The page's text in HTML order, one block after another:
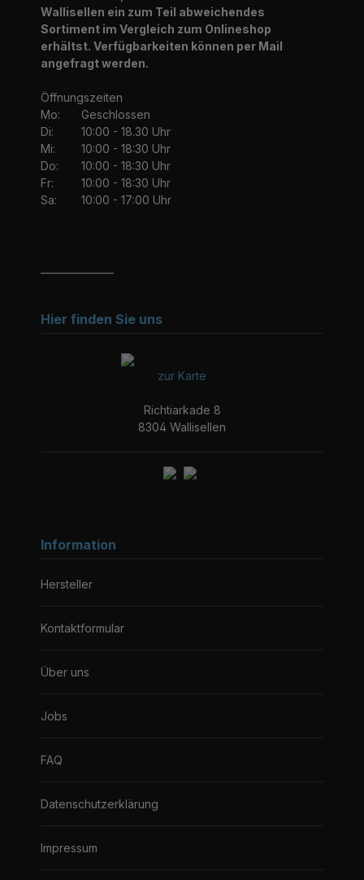
Wallisellen ein zum Teil abweichendes
Sortiment im Vergleich zum Onlineshop
erhältst. Verfügbarkeiten können per Mail
angefragt werden.
Öffnungszeiten
Mo:
Geschlossen
Di:
10:00 - 18.30 Uhr
Mi:
10:00 - 18:30 Uhr
Do:
10:00 - 18:30 Uhr
Fr:
10:00 - 18:30 Uhr
Sa:
10:00 - 17:00 Uhr
Hier finden Sie uns
zur Karte
Richtiarkade 8
8304 Wallisellen
Information
Hersteller
Kontaktformular
Über uns
Jobs
FAQ
Datenschutzerklärung
Impressum